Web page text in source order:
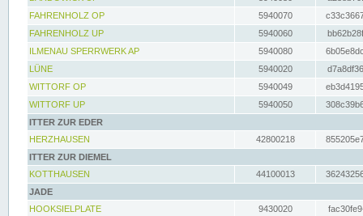
FAHRENHOLZ OP
5940070
FAHRENHOLZ UP
5940060
ILMENAU SPERRWERK AP
5940080
LÜNE
5940020
WITTORF OP
5940049
WITTORF UP
5940050
ITTER ZUR EDER
HERZHAUSEN
42800218
ITTER ZUR DIEMEL
KOTTHAUSEN
44100013
JADE
HOOKSIELPLATE
9430020